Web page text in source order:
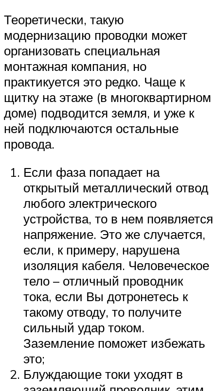
Теоретически, такую
модернизацию проводки может
организовать специальная
монтажная компания, но
практикуется это редко. Чаще к
щитку на этаже (в многоквартирном
доме) подводится земля, и уже к
ней подключаются остальные
провода.
Если фаза попадает на
открытый металлический отвод
любого электрического
устройства, то в нем появляется
напряжение. Это же случается,
если, к примеру, нарушена
изоляция кабеля. Человеческое
тело – отличный проводник
тока, если Вы дотронетесь к
такому отводу, то получите
сильный удар током.
Заземление поможет избежать
это;
Блуждающие токи уходят в